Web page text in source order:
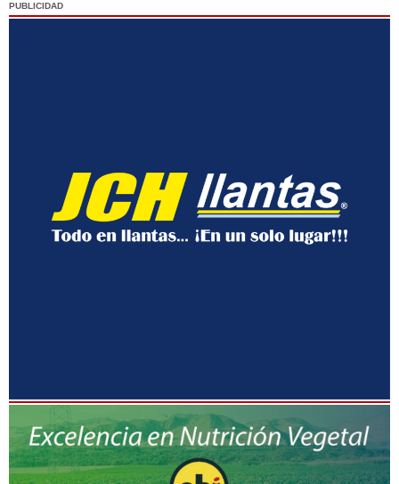
PUBLICIDAD